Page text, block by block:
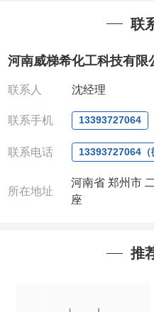
我司对高校及科研单
作中有用到的试剂,
电话:0371-
QQ:3930072831
:13393727064
联系人: 沈晓东(欢迎
联
河南威梯希化工科技有限
联系人 沈经理
联系手机 13393727064
联系电话 13393727064
所在地址
河南省 郑州市
座
推